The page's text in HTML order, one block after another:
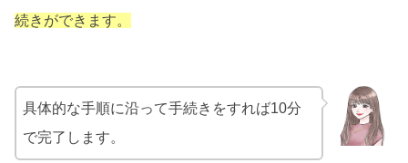
続きができます。
具体的な手順に沿って手続きをすれば10分
で完了します。